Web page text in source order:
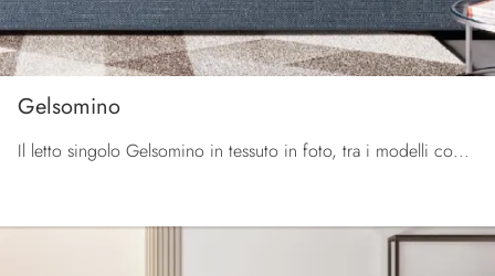
Gelsomino
Il letto singolo Gelsomino in tessuto in foto, tra i modelli con letto estraibile moderni di Le Comfort, è pensato per garantire il riposo migliore.